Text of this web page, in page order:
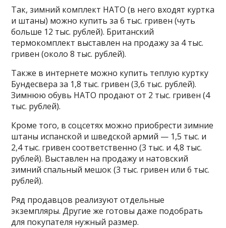
Так, зимний комплект НАТО (в него входят куртка
и штаны) можно купить за 6 тыс. гривен (чуть
больше 12 тыс. рублей). Британский
термокомплект выставлен на продажу за 4 тыс.
гривен (около 8 тыс. рублей).
Также в интернете можно купить теплую куртку
Бундесвера за 1,8 тыс. гривен (3,6 тыс. рублей).
Зимнюю обувь НАТО продают от 2 тыс. гривен (4
тыс. рублей).
Кроме того, в соцсетях можно приобрести зимние
штаны испанской и шведской армий — 1,5 тыс. и
2,4 тыс. гривен соответственно (3 тыс. и 4,8 тыс.
рублей). Выставлен на продажу и натовский
зимний спальный мешок (3 тыс. гривен или 6 тыс.
рублей).
Ряд продавцов реализуют отдельные
экземпляры. Другие же готовы даже подобрать
для покупателя нужный размер.